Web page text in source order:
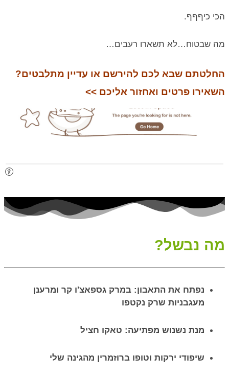
הכי כיףףף.
מה שבטוח…לא תשארו רעבים…
החלטתם שבא לכם להירשם או עדיין מתלבטים?
השאירו פרטים ואחזור אליכם >>
מה נבשל?
נפתח את התאבון: במרק גספאצ'ו קר ומרענן
מעגבניות שרק נקטפו
מנת נשנוש מפתיעה: טאקו חציל
שיפודי ירקות וטופו ברוזמרין מהגינה שלי